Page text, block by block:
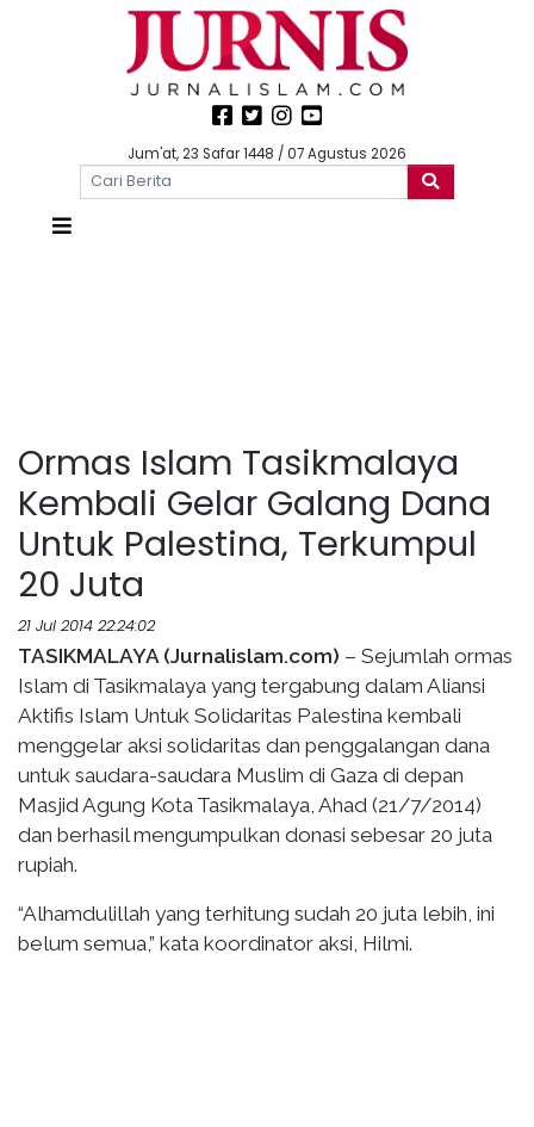
Jum'at, 23 Safar 1448 / 07 Agustus 2026
Ormas Islam Tasikmalaya
Kembali Gelar Galang Dana
Untuk Palestina, Terkumpul
20 Juta
21 Jul 2014 22:24:02
TASIKMALAYA (Jurnalislam.com) – Sejumlah ormas
Islam di Tasikmalaya yang tergabung dalam Aliansi
Aktifis Islam Untuk Solidaritas Palestina kembali
menggelar aksi solidaritas dan penggalangan dana
untuk saudara-saudara Muslim di Gaza di depan
Masjid Agung Kota Tasikmalaya, Ahad (21/7/2014)
dan berhasil mengumpulkan donasi sebesar 20 juta
rupiah.
“Alhamdulillah yang terhitung sudah 20 juta lebih, ini
belum semua,” kata koordinator aksi, Hilmi.